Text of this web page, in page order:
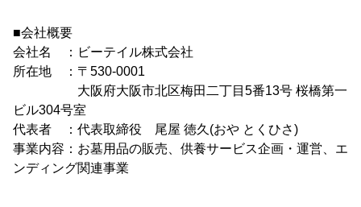
■会社概要
会社名 ：ビーテイル株式会社
所在地 ：〒530-0001
大阪府大阪市北区梅田二丁目5番13号 桜橋第一
ビル304号室
代表者 ：代表取締役 尾屋 徳久(おや とくひさ)
事業内容：お墓用品の販売、供養サービス企画・運営、エ
ンディング関連事業